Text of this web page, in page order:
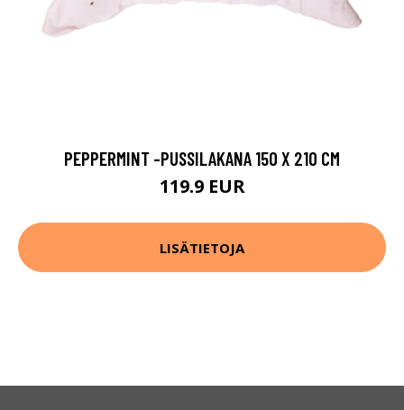
PEPPERMINT -PUSSILAKANA 150 X 210 CM
119.9 EUR
LISÄTIETOJA